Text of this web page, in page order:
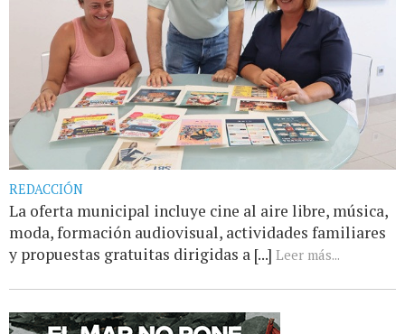
REDACCIÓN
La oferta municipal incluye cine al aire libre, música,
moda, formación audiovisual, actividades familiares
y propuestas gratuitas dirigidas a [...] Leer más...